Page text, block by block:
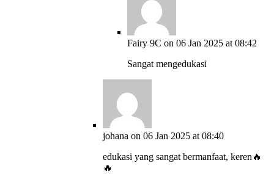
Fairy 9C on 06 Jan 2025 at 08:42
Sangat mengedukasi
johana on 06 Jan 2025 at 08:40
edukasi yang sangat bermanfaat, keren🔥
🔥